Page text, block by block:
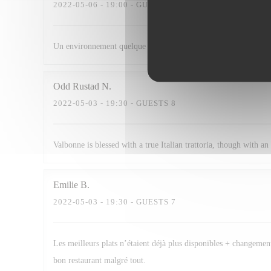
2022-05-06 - 19:00 - GUESTS 2
Un environnement quelque peu bruyant, mais produits de très
Odd Rustad N
2022-05-03 - 19:30 - GUESTS 8
Valbonne is blessed with a true Italian trattoria, though with
Emilie B
2022-05-03 - 19:30 - GUESTS 7
Les meilleurs plats n’étaient déjà plus disponibles +
bon restaurant malgré tout.